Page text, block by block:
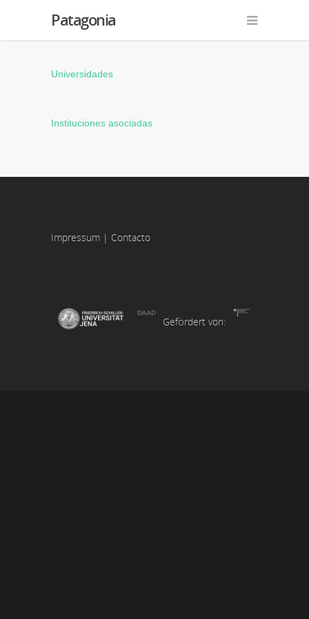
Patagonia
Universidades
Instituciones asociadas
Impressum | Contacto
Gefördert von: